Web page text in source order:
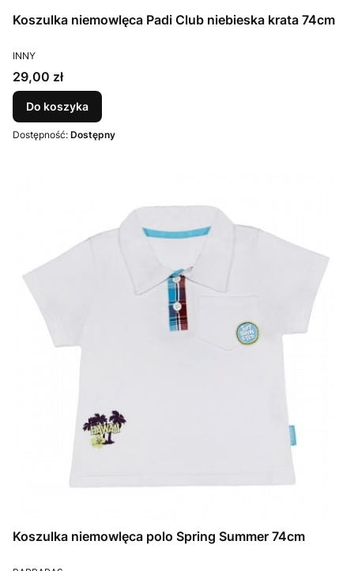
Koszulka niemowlęca Padi Club niebieska krata 74cm
PRODUCENT
INNY
Cena
29,00 zł
Do koszyka
Dostępność: Dostępny
Koszulka niemowlęca polo Spring Summer 74cm
PRODUCENT